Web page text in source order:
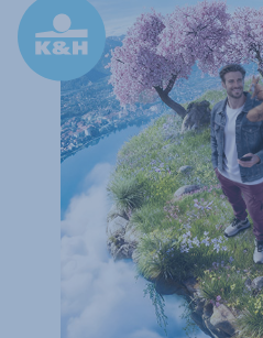
Ugrás a fő tartalomhoz